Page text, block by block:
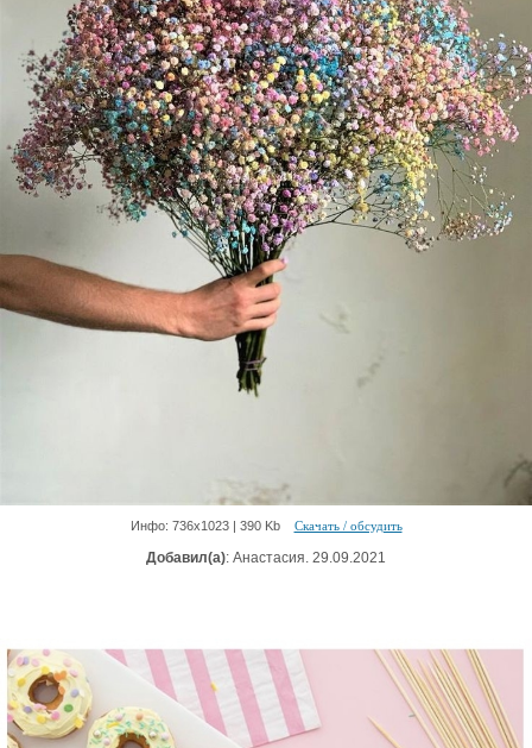
Инфо: 736х1023 | 390 Kb Скачать / обсудить
Добавил(а): Анастасия. 29.09.2021